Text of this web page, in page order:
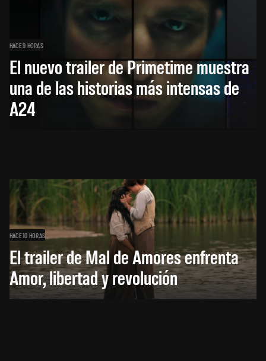
HACE 9 HORAS
El nuevo trailer de Primetime muestra
una de las historias más intensas de
A24
HACE 10 HORAS
El trailer de Mal de Amores enfrenta
Amor, libertad y revolución